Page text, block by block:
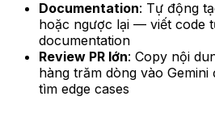
Documentation: Tự động
hoặc ngược lại — viết code
documentation
Review PR lớn: Copy nội
hàng trăm dòng vào
tìm edge cases